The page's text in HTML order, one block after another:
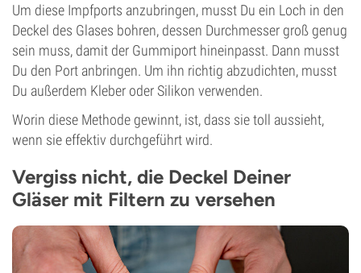
Um diese Impfports anzubringen, musst Du ein Loch in den
Deckel des Glases bohren, dessen Durchmesser groß genug
sein muss, damit der Gummiport hineinpasst. Dann musst
Du den Port anbringen. Um ihn richtig abzudichten, musst
Du außerdem Kleber oder Silikon verwenden.
Worin diese Methode gewinnt, ist, dass sie toll aussieht,
wenn sie effektiv durchgeführt wird.
Vergiss nicht, die Deckel Deiner
Gläser mit Filtern zu versehen